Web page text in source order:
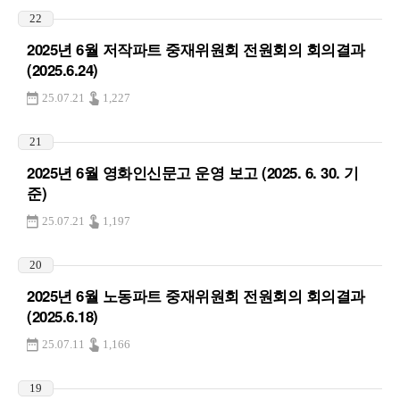
22
2025년 6월 저작파트 중재위원회 전원회의 회의결과
(2025.6.24)
25.07.21 1,227
21
2025년 6월 영화인신문고 운영 보고 (2025. 6. 30. 기
준)
25.07.21 1,197
20
2025년 6월 노동파트 중재위원회 전원회의 회의결과
(2025.6.18)
25.07.11 1,166
19